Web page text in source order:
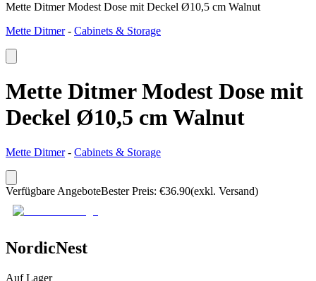
Mette Ditmer Modest Dose mit Deckel Ø10,5 cm Walnut
Mette Ditmer- Cabinets & Storage
Mette Ditmer Modest Dose mit
Deckel Ø10,5 cm Walnut
Mette Ditmer- Cabinets & Storage
Verfügbare AngeboteBester Preis: €36.90(exkl. Versand)
NordicNest
Auf Lager